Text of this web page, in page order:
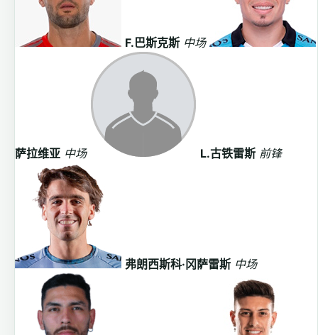
F.巴斯克斯 中场
萨拉维亚 中场 L.古铁雷斯 前锋
弗朗西斯科·冈萨雷斯 中场